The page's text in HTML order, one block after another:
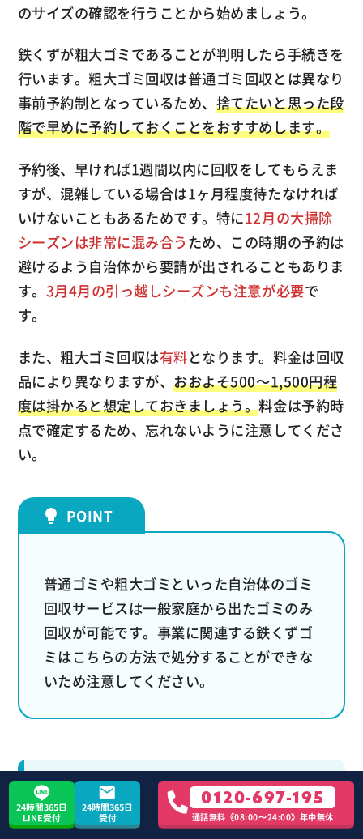
のサイズの確認を行うことから始めましょう。
鉄くずが粗大ゴミであることが判明したら手続きを
行います。粗大ゴミ回収は普通ゴミ回収とは異なり
事前予約制となっているため、 捨てたいと思った段
階で早めに予約しておくことをおすすめします。
予約後、早ければ1週間以内に回収をしてもらえま
すが、混雑している場合は1ヶ月程度待たなければ
いけないこともあるためです。特に12月の大掃除
シーズンは非常に混み合うため、この時期の予約は
避けるよう自治体から要請が出されることもありま
す。 3月4月の引っ越しシーズンも注意が必要で
す。
また、粗大ゴミ回収は有料となります。料金は回収
品により異なりますが、おおよそ500～1,500円程
度は掛かると想定しておきましょう。料金は予約時
点で確定するため、忘れないように注意してくださ
い。
普通ゴミや粗大ゴミといった自治体のゴミ
回収サービスは一般家庭から出たゴミのみ
回収が可能です。事業に関連する鉄くずゴ
ミはこちらの方法で処分することができな
いため注意してください。
③ 専門業者に売却する
鉄くずは資源として再利用できるため、買取業者に
24時間365日
LINE受付
24時間365日
受付
0120-697-195
通話無料《08:00〜24:00》年中無休